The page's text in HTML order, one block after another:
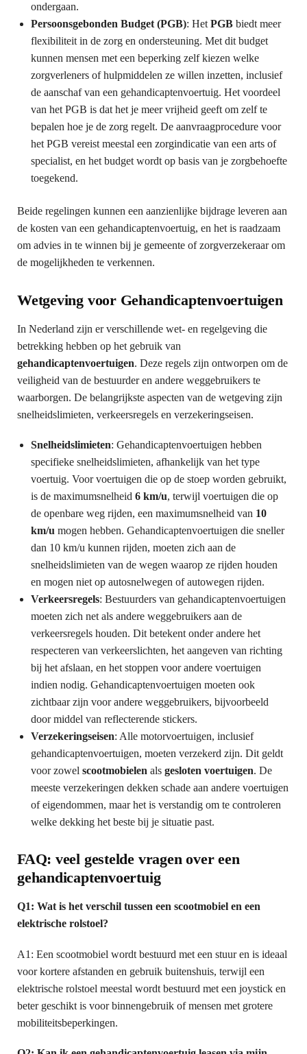
ondergaan.
Persoonsgebonden Budget (PGB): HetPGB biedt meer
flexibiliteit in de zorg en ondersteuning. Met dit budget
kunnen mensen met een beperking zelf kiezen welke
zorgverleners of hulpmiddelen ze willen inzetten, inclusief
de aanschaf van een gehandicaptenvoertuig. Het voordeel
van het PGB is dat het je meer vrijheid geeft om zelf te
bepalen hoe je de zorg regelt. De aanvraagprocedure voor
het PGB vereist meestal een zorgindicatie van een arts of
specialist, en het budget wordt op basis van je zorgbehoefte
toegekend.
Beide regelingen kunnen een aanzienlijke bijdrage leveren aan
de kosten van een gehandicaptenvoertuig, en het is raadzaam
om advies in te winnen bij je gemeente of zorgverzekeraar om
de mogelijkheden te verkennen.
Wetgeving voor Gehandicaptenvoertuigen
In Nederland zijn er verschillende wet- en regelgeving die
betrekking hebben op het gebruik van
gehandicaptenvoertuigen. Deze regels zijn ontworpen om de
veiligheid van de bestuurder en andere weggebruikers te
waarborgen. De belangrijkste aspecten van de wetgeving zijn
snelheidslimieten, verkeersregels en verzekeringseisen.
Snelheidslimieten: Gehandicaptenvoertuigen hebben
specifieke snelheidslimieten, afhankelijk van het type
voertuig. Voor voertuigen die op de stoep worden gebruikt,
is de maximumsnelheid 6 km/u, terwijl voertuigen die op
de openbare weg rijden, een maximumsnelheid van 10
km/u mogen hebben. Gehandicaptenvoertuigen die sneller
dan 10 km/u kunnen rijden, moeten zich aan de
snelheidslimieten van de wegen waarop ze rijden houden
en mogen niet op autosnelwegen of autowegen rijden.
Verkeersregels: Bestuurders van gehandicaptenvoertuigen
moeten zich net als andere weggebruikers aan de
verkeersregels houden. Dit betekent onder andere het
respecteren van verkeerslichten, het aangeven van richting
bij het afslaan, en het stoppen voor andere voertuigen
indien nodig. Gehandicaptenvoertuigen moeten ook
zichtbaar zijn voor andere weggebruikers, bijvoorbeeld
door middel van reflecterende stickers.
Verzekeringseisen: Alle motorvoertuigen, inclusief
gehandicaptenvoertuigen, moeten verzekerd zijn. Dit geldt
voor zowel scootmobielen als gesloten voertuigen. De
meeste verzekeringen dekken schade aan andere voertuigen
of eigendommen, maar het is verstandig om te controleren
welke dekking het beste bij je situatie past.
FAQ: veel gestelde vragen over een
gehandicaptenvoertuig
Q1: Wat is het verschil tussen een scootmobiel en een
elektrische rolstoel?
A1: Een scootmobiel wordt bestuurd met een stuur en is ideaal
voor kortere afstanden en gebruik buitenshuis, terwijl een
elektrische rolstoel meestal wordt bestuurd met een joystick en
beter geschikt is voor binnengebruik of mensen met grotere
mobiliteitsbeperkingen.